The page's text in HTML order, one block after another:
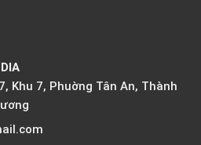
Khu 7, Phuờng Tân An, Thành